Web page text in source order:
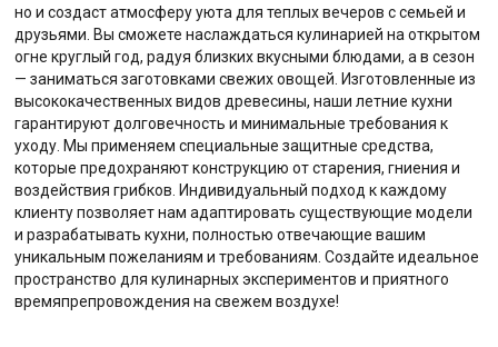
но и создаст атмосферу уюта для теплых вечеров с семьей и
друзьями. Вы сможете наслаждаться кулинарией на открытом
огне круглый год, радуя близких вкусными блюдами, а в сезон
— заниматься заготовками свежих овощей. Изготовленные из
высококачественных видов древесины, наши летние кухни
гарантируют долговечность и минимальные требования к
уходу. Мы применяем специальные защитные средства,
которые предохраняют конструкцию от старения, гниения и
воздействия грибков. Индивидуальный подход к каждому
клиенту позволяет нам адаптировать существующие модели
и разрабатывать кухни, полностью отвечающие вашим
уникальным пожеланиям и требованиям. Создайте идеальное
пространство для кулинарных экспериментов и приятного
времяпрепровождения на свежем воздухе!